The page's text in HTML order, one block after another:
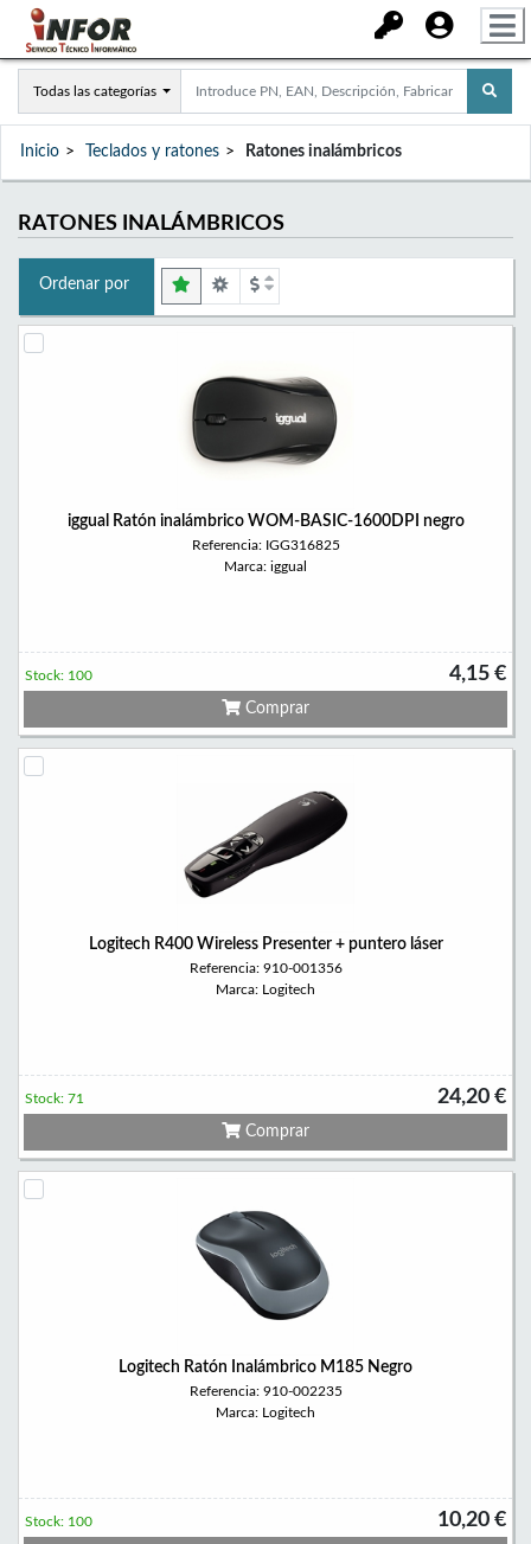
Todas las categorías
Inicio Teclados y ratones Ratones inalámbricos
RATONES INALÁMBRICOS
Ordenar por
iggual Ratón inalámbrico WOM-BASIC-1600DPI negro
Referencia: IGG316825
Marca: iggual
4,15 €
Stock: 100
Comprar
Logitech R400 Wireless Presenter + puntero láser
Referencia: 910-001356
Marca: Logitech
24,20 €
Stock: 71
Comprar
Logitech Ratón Inalámbrico M185 Negro
Referencia: 910-002235
Marca: Logitech
10,20 €
Stock: 100